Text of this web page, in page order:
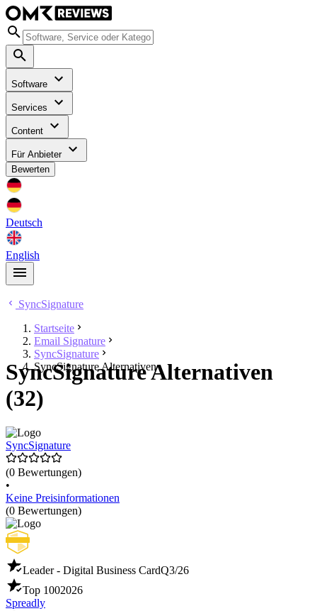
Software
Services
Content
Für Anbieter
Bewerten
Deutsch
English
SyncSignature
Startseite
Email Signature
SyncSignature
SyncSignature Alternativen
SyncSignature Alternativen
(32)
SyncSignature
(0 Bewertungen)
•
Keine Preisinformationen
(0 Bewertungen)
Leader - Digital Business CardQ3/26
Top 1002026
Spreadly